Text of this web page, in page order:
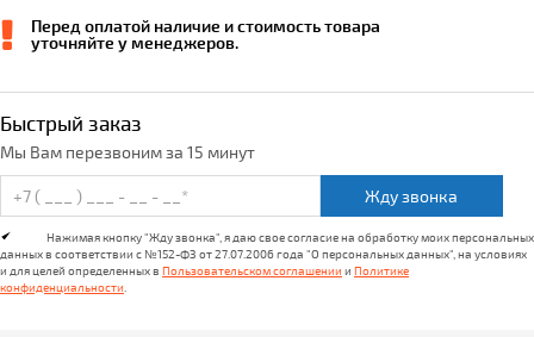
Перед оплатой наличие и стоимость товара
уточняйте у менеджеров.
Быстрый заказ
Мы Вам перезвоним за 15 минут
Жду звонка
Нажимая кнопку "Жду звонка", я даю свое согласие на обработку моих персональных
данных в соответствии с №152-ФЗ от 27.07.2006 года "О персональных данных", на условиях
и для целей определенных в Пользовательском соглашении и Политике
конфиденциальности